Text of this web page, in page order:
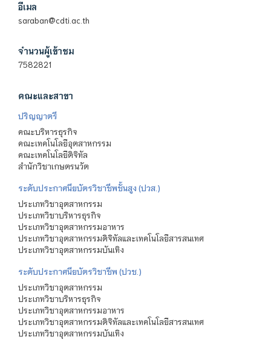
อีเมล
saraban@cdti.ac.th
จำนวนผู้เข้าชม
7582821
คณะและสาขา
ปริญญาตรี
คณะบริหารธุรกิจ
คณะเทคโนโลยีอุตสาหกรรม
คณะเทคโนโลยีดิจิทัล
สำนักวิชาเกษตรนวัต
ระดับประกาศนียบัตรวิชาชีพชั้นสูง (ปวส.)
ประเภทวิชาอุตสาหกรรม
ประเภทวิชาบริหารธุรกิจ
ประเภทวิชาอุตสาหกรรมอาหาร
ประเภทวิชาอุตสาหกรรมดิจิทัลและเทคโนโลยีสารสนเทศ
ประเภทวิชาอุตสาหกรรมบันเทิง
ระดับประกาศนียบัตรวิชาชีพ (ปวช.)
ประเภทวิชาอุตสาหกรรม
ประเภทวิชาบริหารธุรกิจ
ประเภทวิชาอุตสาหกรรมอาหาร
ประเภทวิชาอุตสาหกรรมดิจิทัลและเทคโนโลยีสารสนเทศ
ประเภทวิชาอุตสาหกรรมบันเทิง